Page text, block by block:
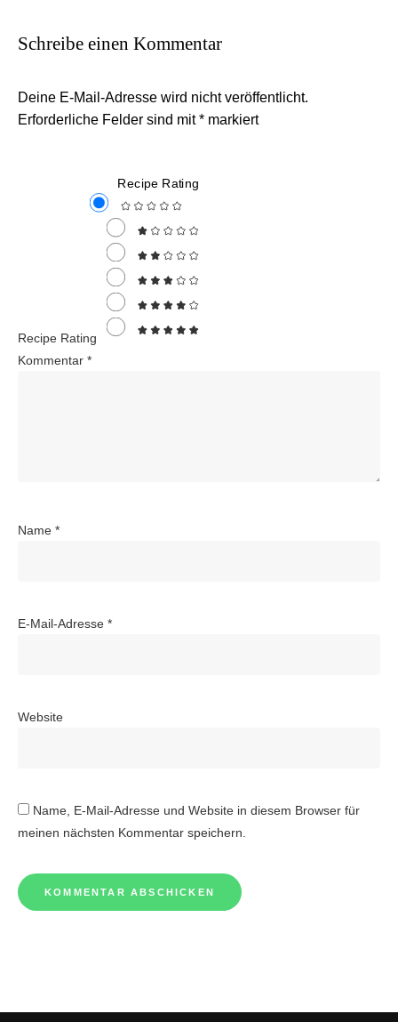
Schreibe einen Kommentar
Deine E-Mail-Adresse wird nicht veröffentlicht.
Erforderliche Felder sind mit* markiert
Recipe Rating
Recipe Rating
Kommentar *
Name *
E-Mail-Adresse *
Website
Name, E-Mail-Adresse und Website in diesem Browser für
meinen nächsten Kommentar speichern.